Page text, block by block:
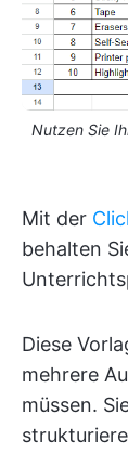
Nutzen Sie
Mit der
behalten
Diese
mehrere
müssen.